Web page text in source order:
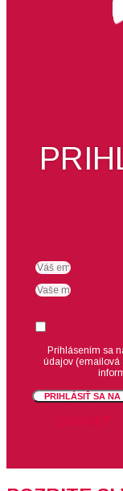
Prihlásením sa
údajov (emailová
PRIHLÁSIŤ SA NA